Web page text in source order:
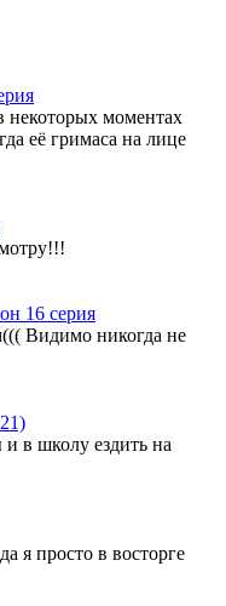
некоторых моментах
её гримаса на лице
16 серия
Видимо никогда не
в школу ездить на
я просто в восторге